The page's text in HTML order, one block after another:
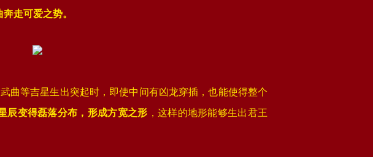
走可爱之势。
曲等吉星生出突起时，即使中间有凶龙穿插，也能使得整个
星辰变得磊落分布，形成方宽之形 ，这样的地形能够生出君王